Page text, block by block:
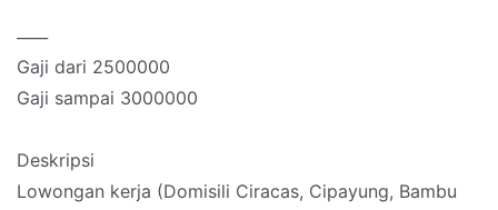
Gaji dari 2500000
Gaji sampai 3000000
Deskripsi
Lowongan kerja (Domisili Ciracas, Cipayung, Bambu